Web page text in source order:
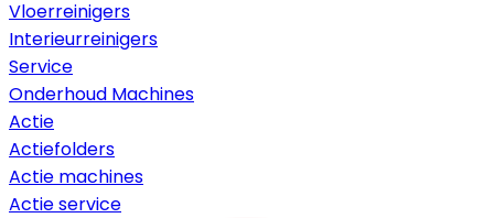
Vloerreinigers
Interieurreinigers
Service
Onderhoud Machines
Actie
Actiefolders
Actie machines
Actie service